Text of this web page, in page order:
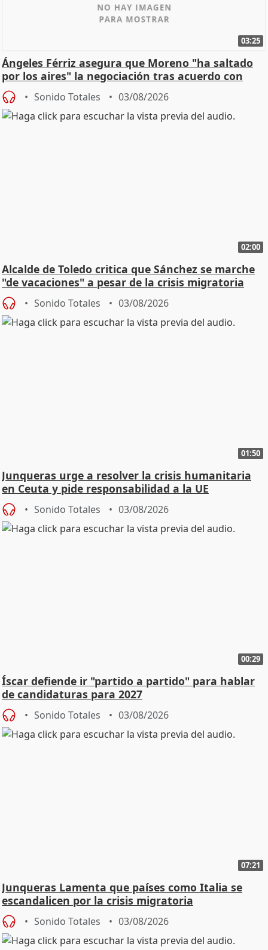
03:25
Ángeles Férriz asegura que Moreno "ha saltado
por los aires" la negociación tras acuerdo con
SMA
Sonido Totales 03/08/2026
02:00
Alcalde de Toledo critica que Sánchez se marche
"de vacaciones" a pesar de la crisis migratoria
Sonido Totales 03/08/2026
01:50
Junqueras urge a resolver la crisis humanitaria
en Ceuta y pide responsabilidad a la UE
Sonido Totales 03/08/2026
00:29
Íscar defiende ir "partido a partido" para hablar
de candidaturas para 2027
Sonido Totales 03/08/2026
07:21
Junqueras Lamenta que países como Italia se
escandalicen por la crisis migratoria
Sonido Totales 03/08/2026